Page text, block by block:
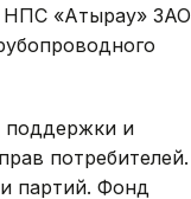
НПС «Атырау» ЗАО
поддержки и
потребителей.
партий. Фонд